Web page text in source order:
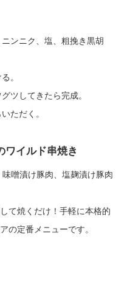
ンニク、塩、粗挽き黒胡
。
ツしてきたら完成。
ただく。
ワイルド串焼き
噌漬け豚肉、塩麹漬け豚肉
て焼くだけ！手軽に本格的
の定番メニューです。